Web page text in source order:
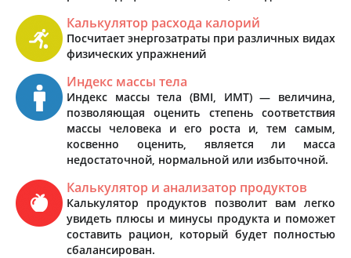
Калькулятор расхода калорий
Посчитает энергозатраты при различных видах
физических упражнений
Индекс массы тела
Индекс массы тела (BMI, ИМТ) — величина,
позволяющая оценить степень соответствия
массы человека и его роста и, тем самым,
косвенно оценить, является ли масса
недостаточной, нормальной или избыточной.
Калькулятор и анализатор продуктов
Калькулятор продуктов позволит вам легко
увидеть плюсы и минусы продукта и поможет
составить рацион, который будет полностью
сбалансирован.